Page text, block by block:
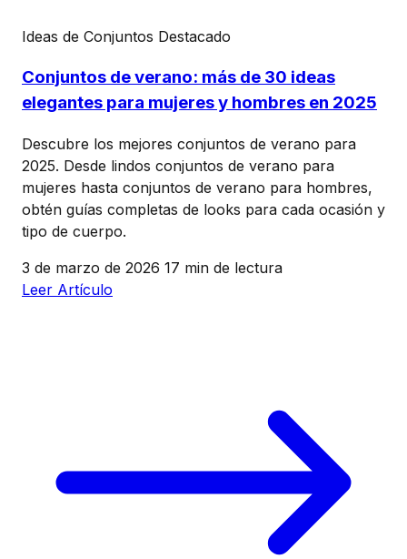
Ideas de Conjuntos Destacado
Conjuntos de verano: más de 30 ideas
elegantes para mujeres y hombres en 2025
Descubre los mejores conjuntos de verano para
2025. Desde lindos conjuntos de verano para
mujeres hasta conjuntos de verano para hombres,
obtén guías completas de looks para cada ocasión y
tipo de cuerpo.
3 de marzo de 2026 17 min de lectura
Leer Artículo